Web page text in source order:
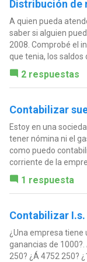
Distribución de
A quien pueda
saber si alguien
2008. Comprobé el
que tenia, los saldos
2 respuestas
Contabilizar
Estoy en una
tener nómina ni el
como puedo
corriente de la
1 respuesta
Contabilizar I.s.
¿Una empresa tiene
ganancias de
250? ¿Á 4752 250?